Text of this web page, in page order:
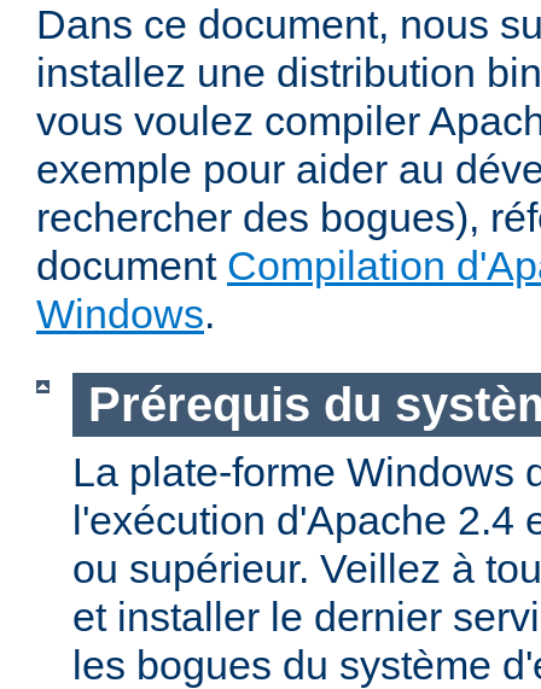
Dans ce document, nous
installez une distribution
vous voulez compiler
exemple pour aider au
rechercher des bogues),
document Compilation
Windows.
Prérequis du
La plate-forme Windows
l'exécution d'Apache 2.4
ou supérieur. Veillez à
et installer le dernier
les bogues du système